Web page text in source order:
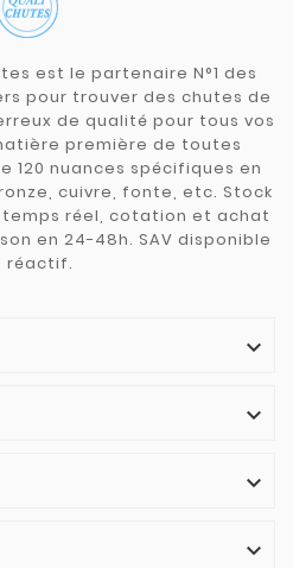
est le partenaire N°1 des
pour trouver des chutes de
de qualité pour tous vos
première de toutes
120 nuances spécifiques en
cuivre, fonte, etc. Stock
réel, cotation et achat
en 24-48h. SAV disponible
réactif.



